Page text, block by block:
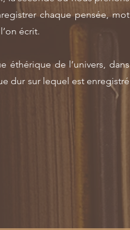
chaque pensée, mot
écrit.
éthérique de l’univers, dans
dur sur lequel est enregistré